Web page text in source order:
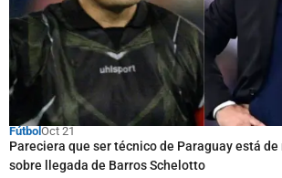
FútbolOct 21
Pareciera que ser técnico de Paraguay está
sobre llegada de Barros Schelotto